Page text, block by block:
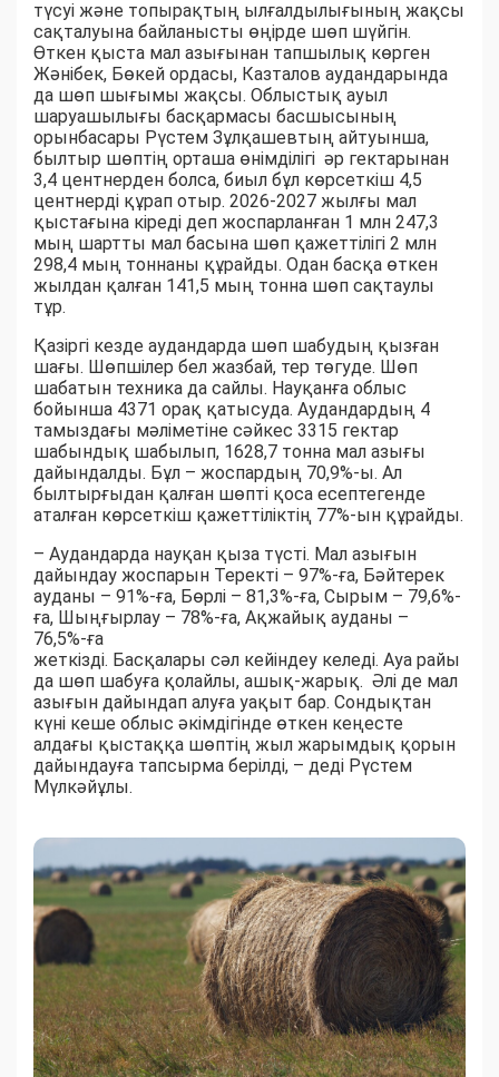
түсуі және топырақтың ылғалдылығының жақсы
сақталуына байланысты өңірде шөп шүйгін.
Өткен қыста мал азығынан тапшылық көрген
Жәнібек, Бөкей ордасы, Казталов аудандарында
да шөп шығымы жақсы. Облыстық ауыл
шаруашылығы басқармасы басшысының
орынбасары Рүстем Зұлқашевтың айтуынша,
былтыр шөптің орташа өнімділігі әр гектарынан
3,4 центнерден болса, биыл бұл көрсеткіш 4,5
центнерді құрап отыр. 2026-2027 жылғы мал
қыстағына кіреді деп жоспарланған 1 млн 247,3
мың шартты мал басына шөп қажеттілігі 2 млн
298,4 мың тоннаны құрайды. Одан басқа өткен
жылдан қалған 141,5 мың тонна шөп сақтаулы
тұр.
Қазіргі кезде аудандарда шөп шабудың қызған
шағы. Шөпшілер бел жазбай, тер төгуде. Шөп
шабатын техника да сайлы. Науқанға облыс
бойынша 4371 орақ қатысуда. Аудандардың 4
тамыздағы мәліметіне сәйкес 3315 гектар
шабындық шабылып, 1628,7 тонна мал азығы
дайындалды. Бұл – жоспардың 70,9%-ы. Ал
былтырғыдан қалған шөпті қоса есептегенде
аталған көрсеткіш қажеттіліктің 77%-ын құрайды.
– Аудандарда науқан қыза түсті. Мал азығын
дайындау жоспарын Теректі – 97%-ға, Бәйтерек
ауданы – 91%-ға, Бөрлі – 81,3%-ға, Сырым – 79,6%-
ға, Шыңғырлау – 78%-ға, Ақжайық ауданы –
76,5%-ға
жеткізді. Басқалары сәл кейіндеу келеді. Ауа райы
да шөп шабуға қолайлы, ашық-жарық. Әлі де мал
азығын дайындап алуға уақыт бар. Сондықтан
күні кеше облыс әкімдігінде өткен кеңесте
алдағы қыстаққа шөптің жыл жарымдық қорын
дайындауға тапсырма берілді, – деді Рүстем
Мүлкәйұлы.